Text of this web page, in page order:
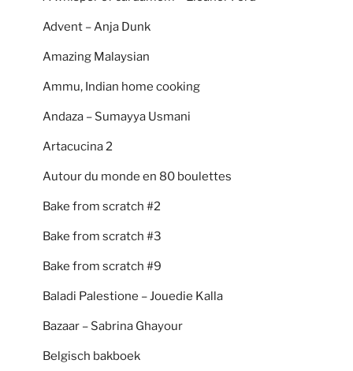
Advent – Anja Dunk
Amazing Malaysian
Ammu, Indian home cooking
Andaza – Sumayya Usmani
Artacucina 2
Autour du monde en 80 boulettes
Bake from scratch #2
Bake from scratch #3
Bake from scratch #9
Baladi Palestione – Jouedie Kalla
Bazaar – Sabrina Ghayour
Belgisch bakboek